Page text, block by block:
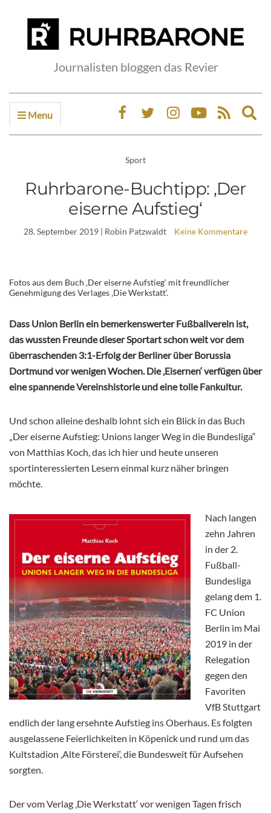
Journalisten bloggen das Revier
Menu
Sport
Ruhrbarone-Buchtipp: ‚Der
eiserne Aufstieg‘
28. September 2019 | Robin Patzwaldt Keine Kommentare
Fotos aus dem Buch ‚Der eiserne Aufstieg‘ mit freundlicher
Genehmigung des Verlages ‚Die Werkstatt‘.
Dass Union Berlin ein bemerkenswerter Fußballverein ist,
das wussten Freunde dieser Sportart schon weit vor dem
überraschenden 3:1-Erfolg der Berliner über Borussia
Dortmund vor wenigen Wochen. Die ‚Eisernen‘ verfügen über
eine spannende Vereinshistorie und eine tolle Fankultur.
Und schon alleine deshalb lohnt sich ein Blick in das Buch
„Der eiserne Aufstieg: Unions langer Weg in die Bundesliga“
von Matthias Koch, das ich hier und heute unseren
sportinteressierten Lesern einmal kurz näher bringen
möchte.
Nach langen
zehn Jahren
in der 2.
Fußball-
Bundesliga
gelang dem 1.
FC Union
Berlin im Mai
2019 in der
Relegation
gegen den
Favoriten
VfB Stuttgart
endlich der lang ersehnte Aufstieg ins Oberhaus. Es folgten
ausgelassene Feierlichkeiten in Köpenick und rund um das
Kultstadion ‚Alte Försterei‘, die Bundesweit für Aufsehen
sorgten.
Der vom Verlag ‚Die Werkstatt‘ vor wenigen Tagen frisch